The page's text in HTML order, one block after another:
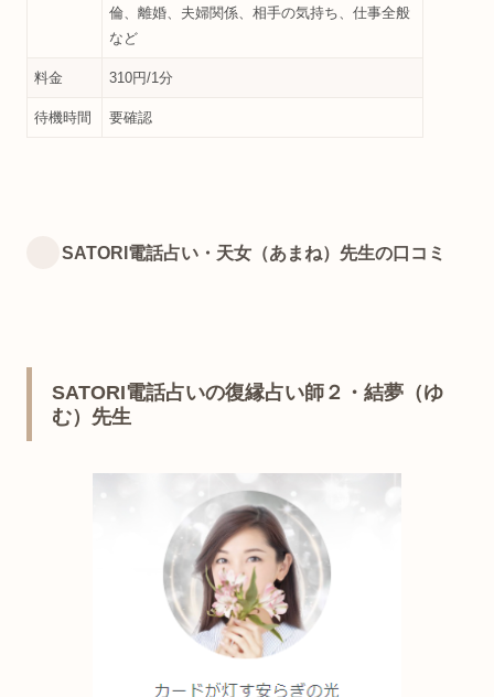
倫、離婚、夫婦関係、相手の気持ち、仕事全般
など
料金 310円/1分
待機時間 要確認
SATORI電話占い・天女（あまね）先生の口コミ
SATORI電話占いの復縁占い師２・結夢（ゆ
む）先生